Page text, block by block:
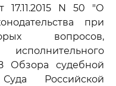
17.11.2015 N 50 "О
при
вопросов,
Обзора судебной
Российской